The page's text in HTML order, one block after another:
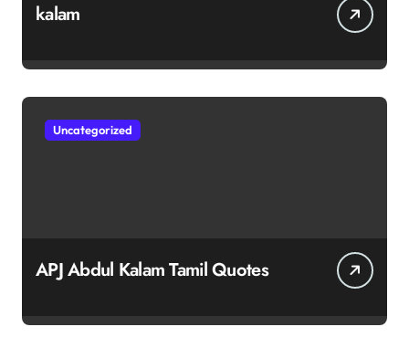
kalam
Uncategorized
APJ Abdul Kalam Tamil Quotes